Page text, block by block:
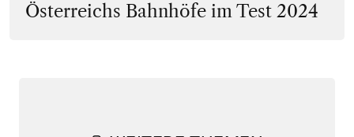
Österreichs Bahnhöfe im Test 2024